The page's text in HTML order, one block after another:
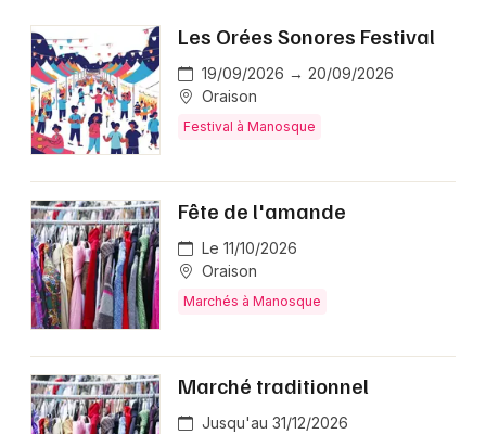
Agenda dans les Alpes de Hautes-Provence
Agenda en Provence-Alpes-Côte-d'Azur
Newsletter des sorties
Artistes en tournée
Actus à Manosque
Magazine à Manosque
Les Orées Sonores Festival
19/09/2026 → 20/09/2026
Oraison
Festival à Manosque
Fête de l'amande
Le 11/10/2026
Oraison
Marchés à Manosque
Marché traditionnel
Jusqu'au 31/12/2026